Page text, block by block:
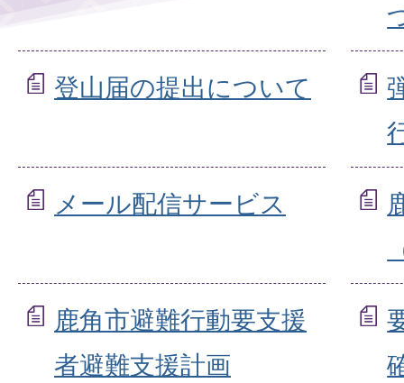
登山届の提出について
メール配信サービス
鹿角市避難行動要支援
者避難支援計画